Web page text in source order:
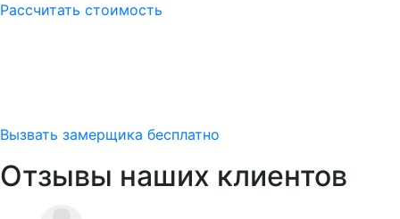
Рассчитать стоимость
Вызвать замерщика бесплатно
Отзывы наших клиентов